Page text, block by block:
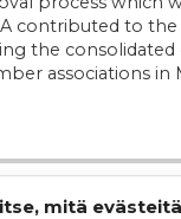
mitä evästeitä
contributed to
the
associations in